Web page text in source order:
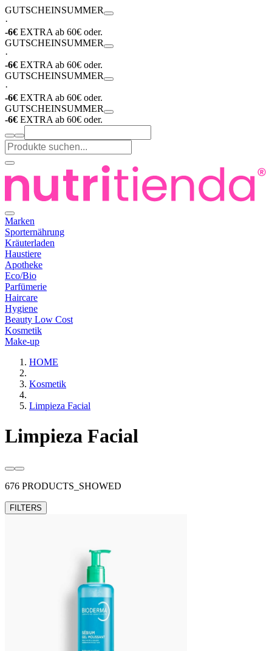
GUTSCHEINSUMMER
·
-6€ EXTRA ab 60€ oder.
GUTSCHEINSUMMER
·
-6€ EXTRA ab 60€ oder.
GUTSCHEINSUMMER
·
-6€ EXTRA ab 60€ oder.
GUTSCHEINSUMMER
-6€ EXTRA ab 60€ oder.
Marken
Sporternährung
Kräuterladen
Haustiere
Apotheke
Eco/Bio
Parfümerie
Haircare
Hygiene
Beauty Low Cost
Kosmetik
Make-up
HOME
Kosmetik
Limpieza Facial
Limpieza Facial
676 PRODUCTS_SHOWED
FILTERS